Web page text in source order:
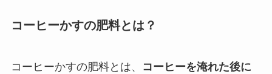
コーヒーかすの肥料とは？
コーヒーかすの肥料とは、
コーヒーを淹れた後に